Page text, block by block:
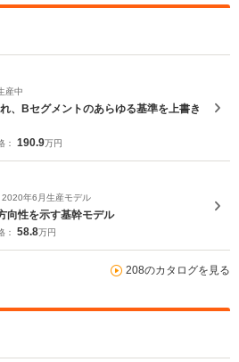
産中
、Bセグメントのあらゆる基準を上書き
： 190.9万円
年6月生産モデル
向性を示す基幹モデル
： 58.8万円
208のカタログを見る